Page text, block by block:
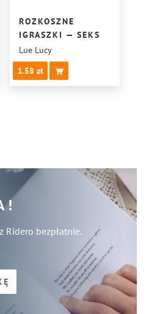
ROZKOSZNE
IGRASZKI — SEKS
Lue Lucy
1.58
Ridero bezpłatnie.